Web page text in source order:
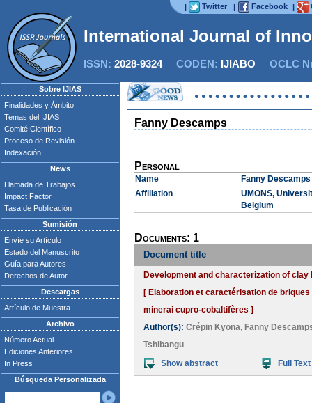
| Twitter | Facebook |
International Journal of
ISSN: 2028-9324CODEN: IJIABO OCLC
Sobre IJIAS
Finalidades y Ámbito
Temas del IJIAS
Comité Científico
Proceso de Revisión
Indexación
News
Llamada de Trabajos
Impact Factor
Tasa de Publicación
Sumisión
Envíe su Artículo
Estado del Manuscrito
Guía para Autores
Derechos de Autor
Descargas
Artículo de Muestra
Archivo
Número Actual
Ediciones Anteriores
In Press
Búsqueda Personalizada
Fanny Descamps
Personal
Name
Fanny Descamps
Affiliation
UMONS,
Belgium
Documents: 1
Document title
Development and characterization of
[ Elaboration et caractérisation de
minerai cupro-cobaltifères ]
Author(s): Crépin Kyona, Fanny
Tshibangu
Show abstract
Full Text